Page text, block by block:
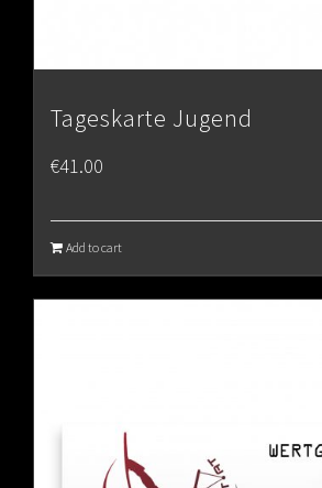
Tageskarte Jugend
€41.00
Add to cart